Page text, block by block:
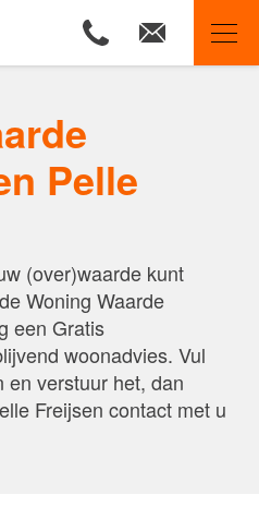
Pelle
(over)waarde kunt
Woning Waarde
een Gratis
woonadvies. Vul
en verstuur het, dan
Freijsen contact met u